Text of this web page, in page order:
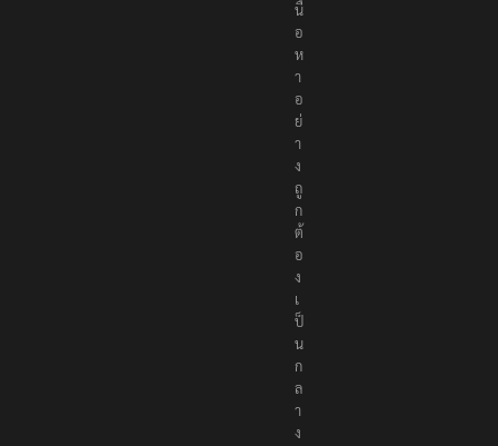
อ
เ
นื้
อ
ห
า
อ
ย่
า
ง
ถู
ก
ต้
อ
ง
เ
ป็
น
ก
ล